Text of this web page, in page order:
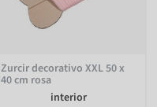
Zurcir decorativo XXL 50 x
40 cm rosa
interior